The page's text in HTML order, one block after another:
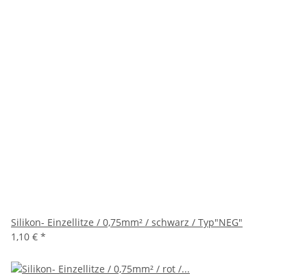
Silikon- Einzellitze / 0,75mm² / schwarz / Typ"NEG"
1,10 € *